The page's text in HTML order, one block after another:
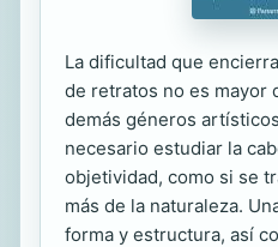
La dificultad que
de retratos no es mayor
demás géneros
necesario estudiar la
objetividad, como si se
más de la naturaleza.
forma y estructura, así